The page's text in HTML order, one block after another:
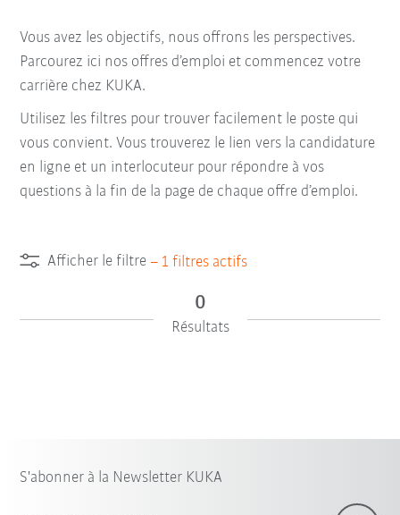
Vous avez les objectifs, nous offrons les perspectives.
Parcourez ici nos offres d’emploi et commencez votre
carrière chez KUKA.
Utilisez les filtres pour trouver facilement le poste qui
vous convient. Vous trouverez le lien vers la candidature
en ligne et un interlocuteur pour répondre à vos
questions à la fin de la page de chaque offre d’emploi.
Afficher le filtre – 1 filtres actifs
0
Résultats
S'abonner à la Newsletter KUKA